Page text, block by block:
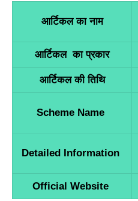
आर्टिकल का नाम
आर्टिकल का प्रकार
आर्टिकल की तिथि
Scheme Name
Detailed Information
Official Website